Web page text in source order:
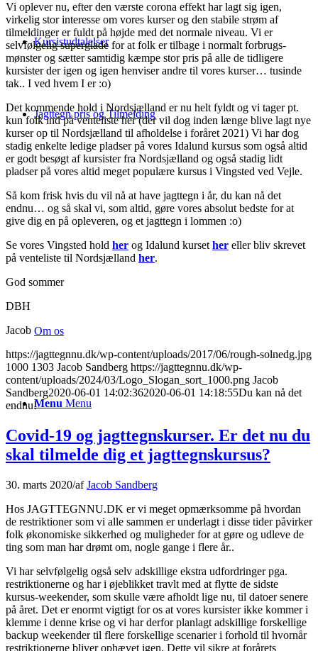
Kursistudtalelser
Jagttegn pris og Tilmelding
Om os
Menu Menu
Vi oplever nu, efter den værste corona effekt har lagt sig igen,
virkelig stor interesse om vores kurser og den stabile strøm af
tilmeldinger er fuldt på højde med det normale niveau. Vi er
selvfølgelig superglade for at folk er tilbage i normalt forbrugs-
mønster og sætter samtidig kæmpe stor pris på alle de tidligere
kursister der igen og igen henviser andre til vores kurser… tusinde
tak.. I ved hvem I er :o)
Det kommende hold i Nordsjælland er nu helt fyldt og vi tager pt.
kun folk ind på venteliste her (der vil dog inden længe blive lagt nye
kurser op til Nordsjælland til afholdelse i foråret 2021) Vi har dog
stadig enkelte ledige pladser på vores Idalund kursus som også altid
er godt besøgt af kursister fra Nordsjælland og også stadig lidt
pladser på vores altid meget populære kursus i Vingsted ved Vejle.
Så kom frisk hvis du vil nå at have jagttegn i år, du kan nå det
endnu… og så skal vi, som altid, gøre vores absolut bedste for at
give dig en på opleveren, og et jagttegn i lommen :o)
Se vores Vingsted hold her og Idalund kurset her eller bliv skrevet
på venteliste til Nordsjælland her.
God sommer
DBH
Jacob
https://jagttegnnu.dk/wp-content/uploads/2017/06/rough-solnedg.jpg
1000 1303 Jacob Sandberg https://jagttegnnu.dk/wp-
content/uploads/2024/03/Logo_Slogan_sort_1000.png Jacob
Sandberg2020-06-01 14:02:362020-06-01 14:18:55Du kan nå det
endnu!
Covid-19 og jagttegnskurser. Er det nu du
skal tilmelde dig et jagttegnskursus?
30. marts 2020/afJacob Sandberg
Hos JAGTTEGNNU.DK er vi meget opmærksomme på hvordan
de restriktioner som vi alle sammen er underlagt i disse tider påvirker
folk økonomiske sikkerhed og muligheder for at gøre og udleve de
ting som man har drømt om, nogle gange i flere år..
Vi har selvfølgelig også selv adskillige ekstra udfordringer pga.
restriktionerne og har i øjeblikket travlt med at flytte de sidste
kursus-weekender, som skulle være afholdt lige nu, til datoer senere
på året. Det er enormt vigtigt for os at vores kursister ikke kommer i
klemme i denne krise og vi har derfor planlagt adskillige forskellige
backup weekender til flere forskellige scenarier i forhold til hvornår
restriktionerne bliver ophævet igen. Dette vil sikre at forårets